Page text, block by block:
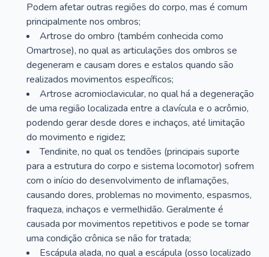
Podem afetar outras regiões do corpo, mas é comum
principalmente nos ombros;
Artrose do ombro (também conhecida como
Omartrose), no qual as articulações dos ombros se
degeneram e causam dores e estalos quando são
realizados movimentos específicos;
Artrose acromioclavicular, no qual há a degeneração
de uma região localizada entre a clavícula e o acrômio,
podendo gerar desde dores e inchaços, até limitação
do movimento e rigidez;
Tendinite, no qual os tendões (principais suporte
para a estrutura do corpo e sistema locomotor) sofrem
com o início do desenvolvimento de inflamações,
causando dores, problemas no movimento, espasmos,
fraqueza, inchaços e vermelhidão. Geralmente é
causada por movimentos repetitivos e pode se tornar
uma condição crônica se não for tratada;
Escápula alada, no qual a escápula (osso localizado